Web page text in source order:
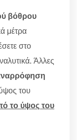
βόθρου
μέτρα
στο
Άλλες
του
το ύψος του